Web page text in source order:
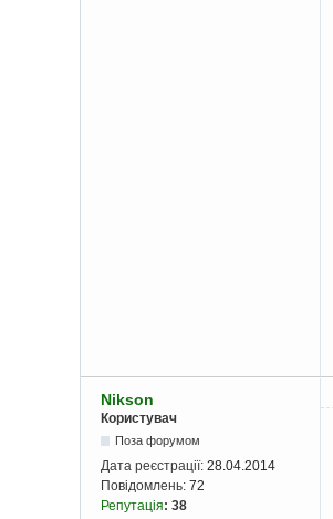
Nikson
Користувач
Поза форумом
Дата реєстрації: 28.04.2014
Повідомлень: 72
Репутація: 38